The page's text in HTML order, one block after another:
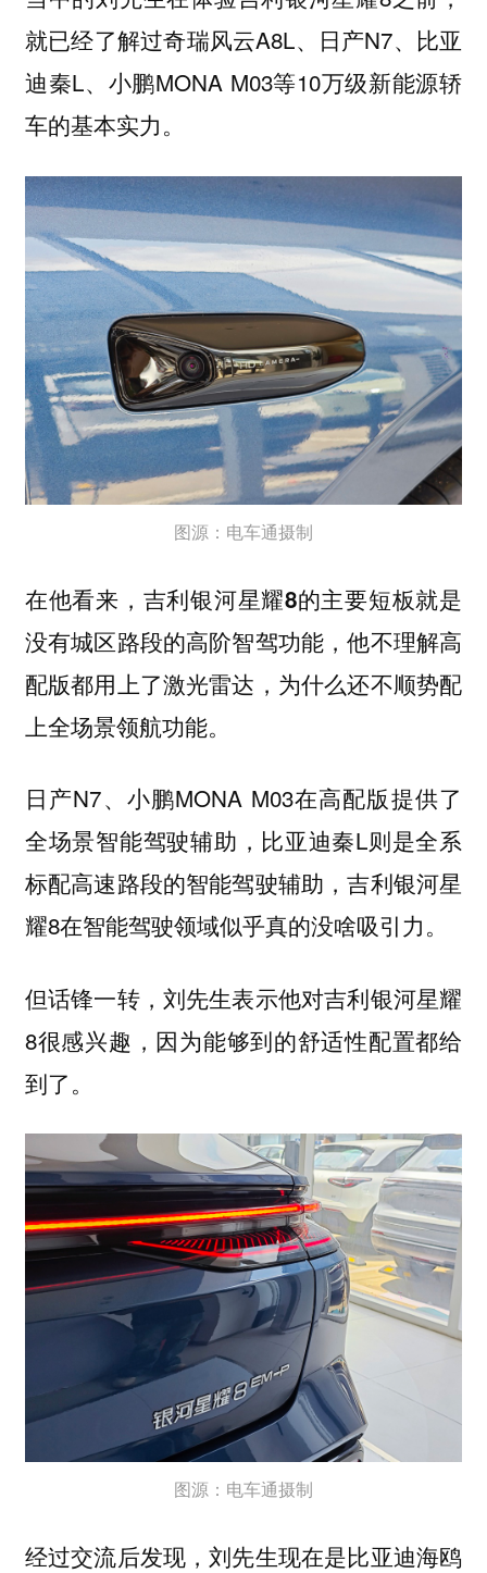
就已经了解过奇瑞风云A8L、日产N7、比亚
迪秦L、小鹏MONA M03等10万级新能源轿
车的基本实力。
图源：电车通摄制
在他看来，吉利银河星耀8的主要短板就是
没有城区路段的高阶智驾功能，他不理解高
配版都用上了激光雷达，为什么还不顺势配
上全场景领航功能。
日产N7、小鹏MONA M03在高配版提供了
全场景智能驾驶辅助，比亚迪秦L则是全系
标配高速路段的智能驾驶辅助，吉利银河星
耀8在智能驾驶领域似乎真的没啥吸引力。
但话锋一转，刘先生表示他对吉利银河星耀
8很感兴趣，因为能够到的舒适性配置都给
到了。
图源：电车通摄制
经过交流后发现，刘先生现在是比亚迪海鸥